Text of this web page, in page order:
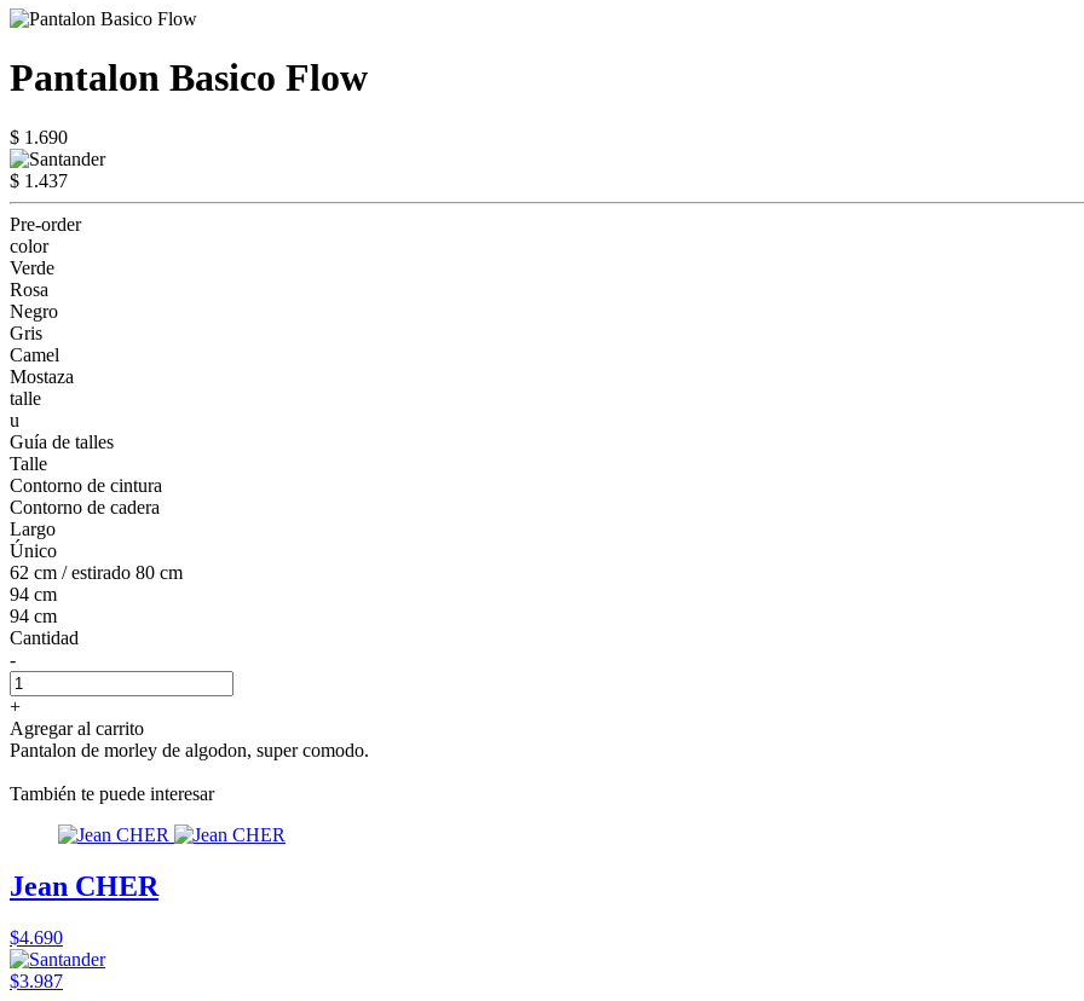
Pantalon Basico Flow
$ 1.690
$ 1.437
Pre-order
color
Verde
Rosa
Negro
Gris
Camel
Mostaza
talle
u
Guía de talles
Talle
Contorno de cintura
Contorno de cadera
Largo
Único
62 cm / estirado 80 cm
94 cm
94 cm
Cantidad
-
+
Agregar al carrito
Pantalon de morley de algodon, super comodo.
También te puede interesar
Jean CHER
$4.690
$3.987